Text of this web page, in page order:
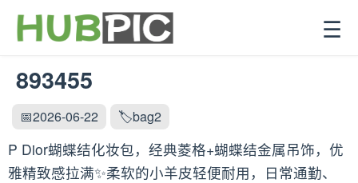
☰
893455
📅2026-06-22 🏷️bag2
P Dior蝴蝶结化妆包，经典菱格+蝴蝶结金属吊饰，优
雅精致感拉满✨柔软的小羊皮轻便耐用，日常通勤、